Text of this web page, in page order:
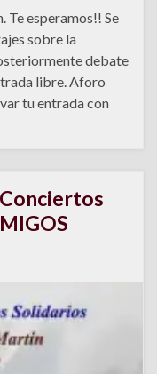
Te esperamos!! Se
sobre la
debate
libre. Aforo
tu entrada con